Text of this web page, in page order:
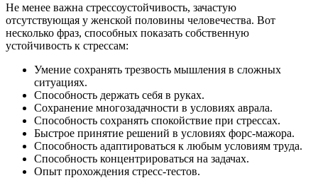
Не менее важна стрессоустойчивость, зачастую
отсутствующая у женской половины человечества. Вот
несколько фраз, способных показать собственную
устойчивость к стрессам:
Умение сохранять трезвость мышления в сложных
ситуациях.
Способность держать себя в руках.
Сохранение многозадачности в условиях аврала.
Способность сохранять спокойствие при стрессах.
Быстрое принятие решений в условиях форс-мажора.
Способность адаптироваться к любым условиям труда.
Способность концентрироваться на задачах.
Опыт прохождения стресс-тестов.